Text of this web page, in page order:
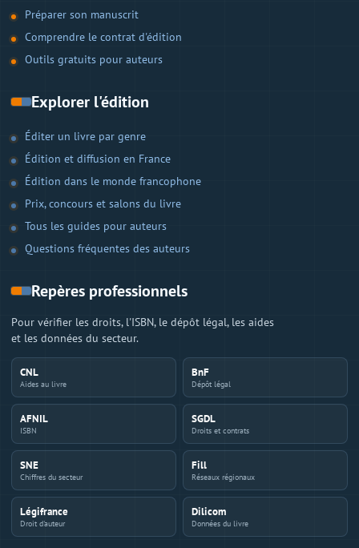
Préparer son manuscrit
Comprendre le contrat d'édition
Outils gratuits pour auteurs
Explorer l'édition
Éditer un livre par genre
Édition et diffusion en France
Édition dans le monde francophone
Prix, concours et salons du livre
Tous les guides pour auteurs
Questions fréquentes des auteurs
Repères professionnels
Pour vérifier les droits, l'ISBN, le dépôt légal, les aides
et les données du secteur.
CNL
Aides au livre
BnF
Dépôt légal
AFNIL
ISBN
SGDL
Droits et contrats
SNE
Chiffres du secteur
Fill
Réseaux régionaux
Légifrance
Droit d'auteur
Dilicom
Données du livre